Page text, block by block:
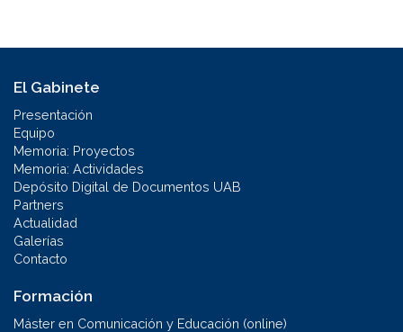
El Gabinete
Presentación
Equipo
Memoria: Proyectos
Memoria: Actividades
Depósito Digital de Documentos UAB
Partners
Actualidad
Galerías
Contacto
Formación
Máster en Comunicación y Educación (online)